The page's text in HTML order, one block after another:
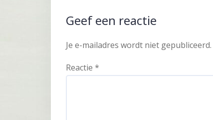
Geef een reactie
Je e-mailadres wordt niet gepubliceerd.
Reactie *